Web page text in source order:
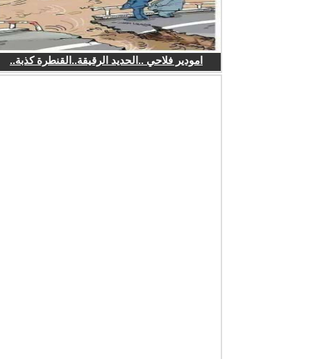
امودير فلاحي ..الحديد الرقيقة..القنطرة كذبة..